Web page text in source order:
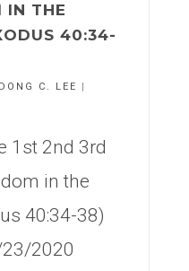
IN THE
40:34-
C. LEE
|
1st 2nd 3rd
in the
40:34-38)